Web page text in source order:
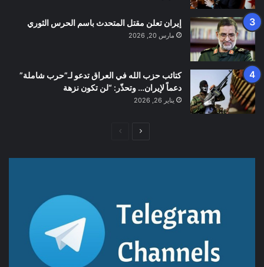
إيران تعلن مقتل المتحدث باسم الحرس الثوري
مارس 20, 2026
كتائب حزب الله في العراق تدعو لـ”حرب شاملة”
دعماً لإيران… وتحذّر: “لن تكون نزهة
يناير 26, 2026
الصفحة